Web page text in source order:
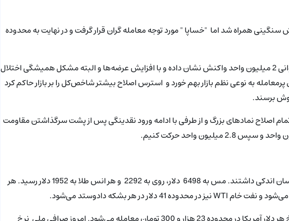
همراه شد اما "خساپا " مورد توجه معامله گران قرار گرفت و در نهایت به محدوده
طی چند روز اخیر، شاخص کل به مقاومت روانی 2 میلیون واحد واکنش نشان داده و با افزایش عرضه‌ها و البته مشکل همیشگی اختلال
به نوعی نظم بازار بهم خورد و استرس اصلاح بیشتر شاخص‌کل را بر بازار حاکم کرد
برسند.
اتمام اصلاح نمادهای بزرگ و از طرفی با ادامه ورود نقدینگی پس از پشت سرگذاشتن مقاومت
در آخرین روز کاری این هفته کامودیتی‌ها نوسان اندکی داشتند. مس به 6498 دلار، روی به 2292 و هر انس طلا به 1952 دلار رسید. هر